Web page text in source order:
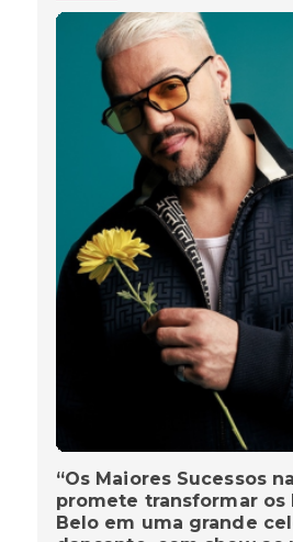
“Os Maiores Sucessos
promete transformar os
Belo em uma grande